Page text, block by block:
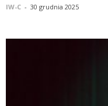
IW-C - 30 grudnia 2025